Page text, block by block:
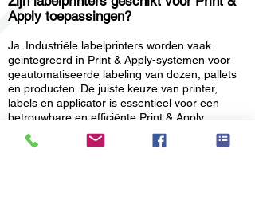
Apply toepassingen?
Ja. Industriële labelprinters worden vaak
geïntegreerd in Print & Apply-systemen voor
geautomatiseerde labeling van dozen, pallets
en producten. De juiste keuze van printer,
labels en applicator is essentieel voor een
betrouwbare en efficiënte Print & Apply
oplossing.